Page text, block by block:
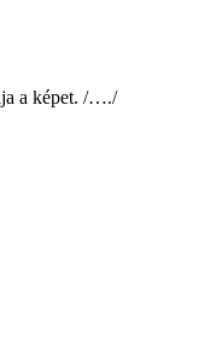
a képet. /…./